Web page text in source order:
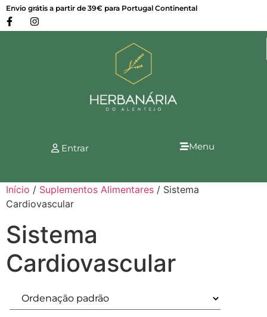
Envio grátis a partir de 39€ para Portugal Continental
Entrar Menu
Início / Suplementos Alimentares / Sistema
Cardiovascular
Sistema
Cardiovascular